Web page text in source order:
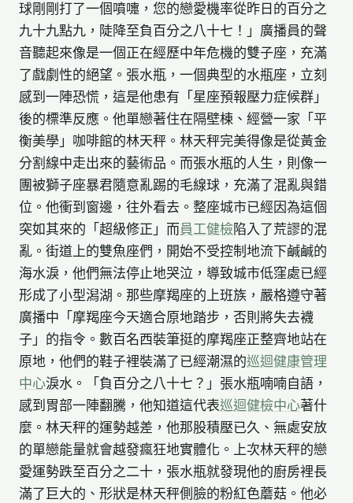
球剛剛打了一個噴嚏，您的戀愛機率從昨日的百分之
九十九點九，陡降至負百分之八十七！」廣播員的聲
音聽起來像是一個正在經歷中年危機的雙子座，充滿
了戲劇性的絕望。張水瓶，一個典型的水瓶座，立刻
感到一陣恐慌，這是他患有「星座預報壓力症候群」
後的標準反應。他單戀著住在隔壁棟、經營一家「平
衡美學」咖啡館的林天秤。林天秤完美得像是從黃金
分割線中走出來的藝術品。而張水瓶的人生，則像一
團被獅子座暴君隨意亂踢的毛線球，充滿了混亂與錯
位。他衝到窗邊，往外看去。整座城市已經因為這個
突如其來的「超級修正」而員工健檢陷入了荒謬的混
亂。街道上的雙魚座們，開始不受控制地流下鹹鹹的
海水淚，他們無法停止地哭泣，導致城市低窪處已經
形成了小型潟湖。那些摩羯座的上班族，嚴格遵守著
廣播中「摩羯座今天適合原地踏步，否則將失去襪
子」的指令。數百名西裝筆挺的摩羯座正整齊地站在
原地，他們的鞋子裡裝滿了已經潮濕的巡迴健康管理
中心淚水。「負百分之八十七？」張水瓶喃喃自語，
感到胃部一陣翻騰，他知道這代表巡迴健檢中心著什
麼。林天秤的運勢越差，他那股積壓已久、無處安放
的單戀能量就會越發瘋狂地實體化。上次林天秤的戀
愛運勢跌至百分之二十，張水瓶就發現他的廚房裡長
滿了巨大的、形狀是林天秤側臉的粉紅色蘑菇。他必